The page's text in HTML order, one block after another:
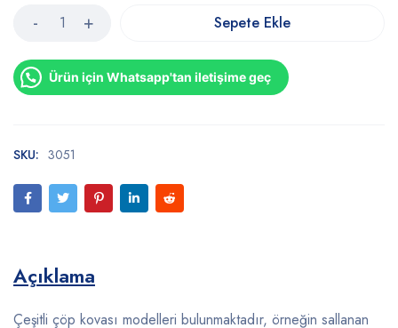
Sepete Ekle
Ürün için Whatsapp'tan iletişime geç
SKU: 3051
Açıklama
Çeşitli çöp kovası modelleri bulunmaktadır, örneğin sallanan